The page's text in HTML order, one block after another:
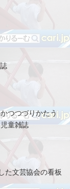
つつづりかたう
童雑誌
た文芸協会の看板